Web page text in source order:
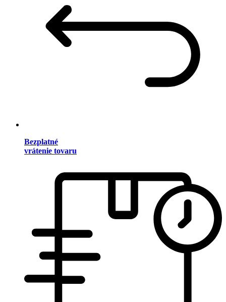
Bezplatné
vrátenie tovaru